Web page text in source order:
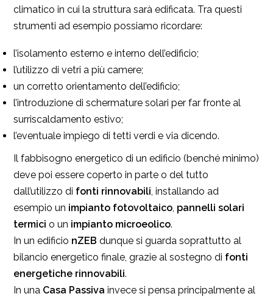
climatico in cui la struttura sarà edificata. Tra questi
strumenti ad esempio possiamo ricordare:
l’isolamento esterno e interno dell’edificio;
l’utilizzo di vetri a più camere;
un corretto orientamento dell’edificio;
l’introduzione di schermature solari per far fronte al
surriscaldamento estivo;
l’eventuale impiego di tetti verdi e via dicendo.
Il fabbisogno energetico di un edificio (benché minimo)
deve poi essere coperto in parte o del tutto
dall’utilizzo di fonti rinnovabili, installando ad
esempio un impianto fotovoltaico, pannelli solari
termici o un impianto microeolico.
In un edificio nZEB dunque si guarda soprattutto al
bilancio energetico finale, grazie al sostegno di fonti
energetiche rinnovabili.
In una Casa Passiva invece si pensa principalmente al